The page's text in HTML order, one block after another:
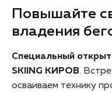
Повышайте
владения
Специальный
SKIING КИРОВ.
осваиваем технику